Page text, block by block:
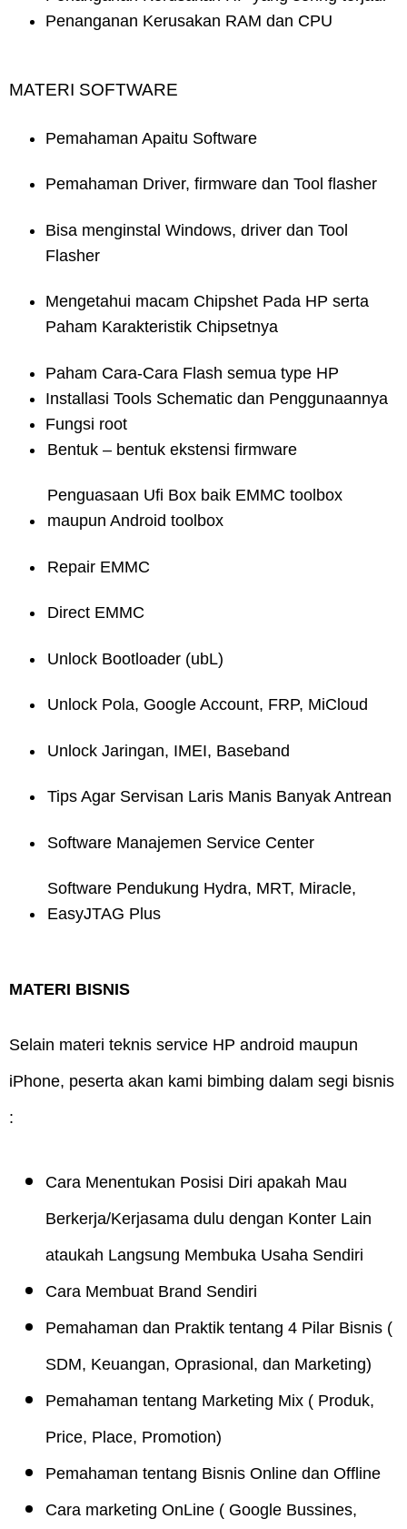
Penanganan Kerusakan RAM dan CPU
MATERI SOFTWARE
Pemahaman Apaitu Software
Pemahaman Driver, firmware dan Tool flasher
Bisa menginstal Windows, driver dan Tool
Flasher
Mengetahui macam Chipshet Pada HP serta
Paham Karakteristik Chipsetnya
Paham Cara-Cara Flash semua type HP
Installasi Tools Schematic dan Penggunaannya
Fungsi root
Bentuk – bentuk ekstensi firmware
Penguasaan Ufi Box baik EMMC toolbox
maupun Android toolbox
Repair EMMC
Direct EMMC
Unlock Bootloader (ubL)
Unlock Pola, Google Account, FRP, MiCloud
Unlock Jaringan, IMEI, Baseband
Tips Agar Servisan Laris Manis Banyak Antrean
Software Manajemen Service Center
Software Pendukung Hydra, MRT, Miracle,
EasyJTAG Plus
MATERI BISNIS
Selain materi teknis service HP android maupun
iPhone, peserta akan kami bimbing dalam segi bisnis
:
Cara Menentukan Posisi Diri apakah Mau
Berkerja/Kerjasama dulu dengan Konter Lain
ataukah Langsung Membuka Usaha Sendiri
Cara Membuat Brand Sendiri
Pemahaman dan Praktik tentang 4 Pilar Bisnis (
SDM, Keuangan, Oprasional, dan Marketing)
Pemahaman tentang Marketing Mix ( Produk,
Price, Place, Promotion)
Pemahaman tentang Bisnis Online dan Offline
Cara marketing OnLine ( Google Bussines,